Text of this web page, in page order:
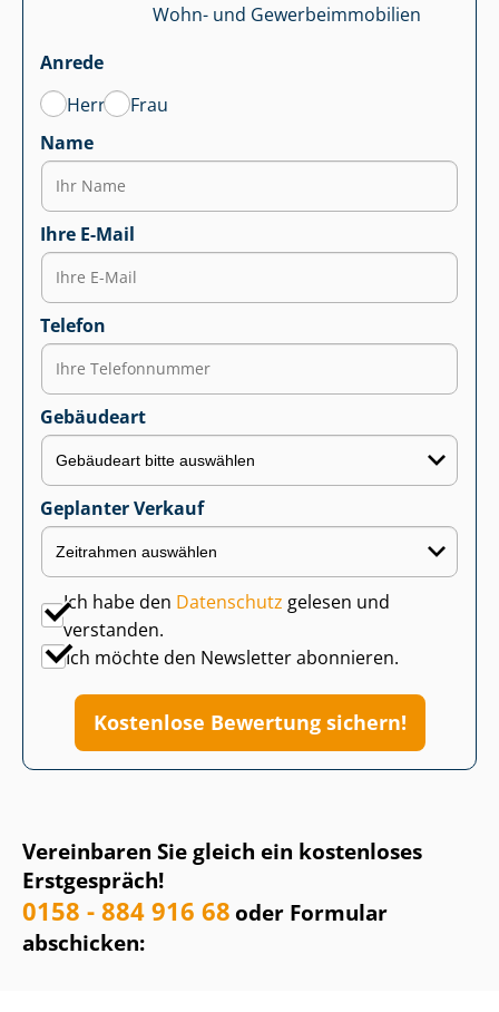
Vereinbaren Sie gleich ein kostenloses
Erstgespräch!
0158 - 884 916 68oder Formular
abschicken:
Wohn- und Ge­wer­be­im­mo­bi­li­en
Anrede
Herr
Frau
Name
Ihre E-Mail
Telefon
Gebäudeart
Geplanter Verkauf
Ich habe den Datenschutz gelesen und
verstanden.
Ich möchte den Newsletter abonnieren.
Kostenlose Bewertung sichern!